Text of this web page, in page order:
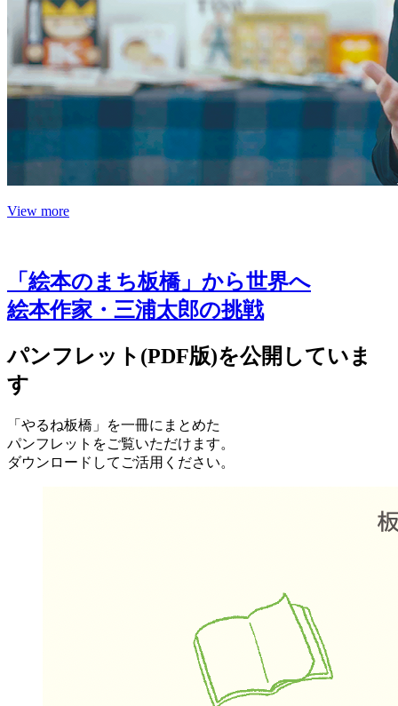
View more
「絵本のまち板橋」から世界へ
絵本作家・三浦太郎の挑戦
パンフレット(PDF版)を公開していま
す
「やるね板橋」を一冊にまとめた
パンフレットをご覧いただけます。
ダウンロードしてご活用ください。